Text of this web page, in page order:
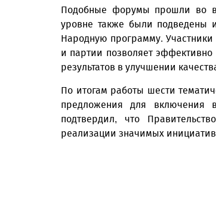
Подобные форумы прошли во
уровне также были подведены
Народную программу. Участники
и партии позволяет
результатов в улучшении
По итогам работы шести
предложения для включения
подтвердил, что
реализации значимых